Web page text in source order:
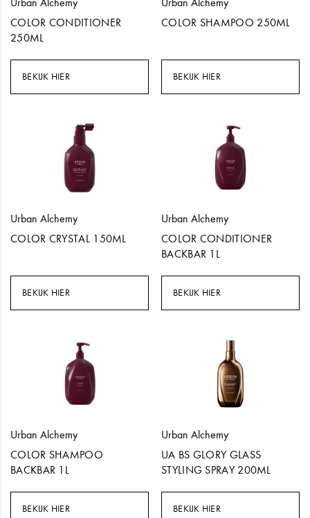
Urban Alchemy
COLOR CONDITIONER
250ML
BEKIJK HIER
Urban Alchemy
COLOR SHAMPOO 250ML
BEKIJK HIER
Urban Alchemy
COLOR CRYSTAL 150ML
BEKIJK HIER
Urban Alchemy
COLOR CONDITIONER
BACKBAR 1L
BEKIJK HIER
Urban Alchemy
COLOR SHAMPOO
BACKBAR 1L
BEKIJK HIER
Urban Alchemy
UA BS GLORY GLASS
STYLING SPRAY 200ML
BEKIJK HIER